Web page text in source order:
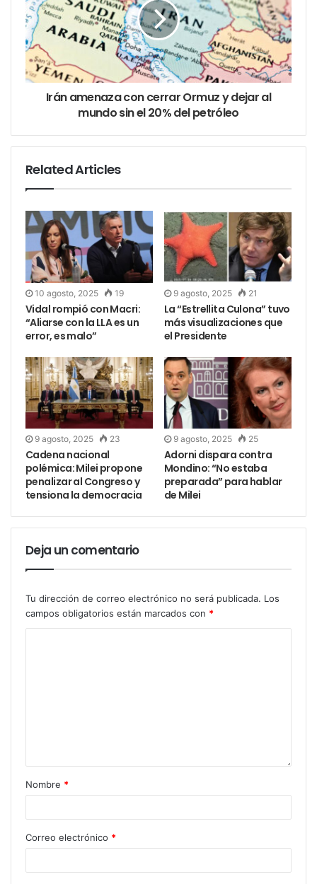
que afecten las operaciones espaciales. Además,
invita a reflexionar sobre el creciente desafío que
implica el manejo y monitoreo del espacio cercano a
la Tierra.
Irán amenaza con cerrar Ormuz y dejar al
mundo sin el 20% del petróleo
Related Articles
10 agosto, 2025 19
Vidal rompió con Macri:
“Aliarse con la LLA es un
error, es malo”
9 agosto, 2025 21
La “Estrellita Culona” tuvo
más visualizaciones que
el Presidente
9 agosto, 2025 23
Cadena nacional
polémica: Milei propone
penalizar al Congreso y
tensiona la democracia
9 agosto, 2025 25
Adorni dispara contra
Mondino: “No estaba
preparada” para hablar
de Milei
Deja un comentario
Tu dirección de correo electrónico no será publicada. Los
campos obligatorios están marcados con *
Nombre *
Correo electrónico *